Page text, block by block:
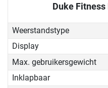
Duke
Weerstandstype
Display
Max. gebruikersgewicht
Inklapbaar